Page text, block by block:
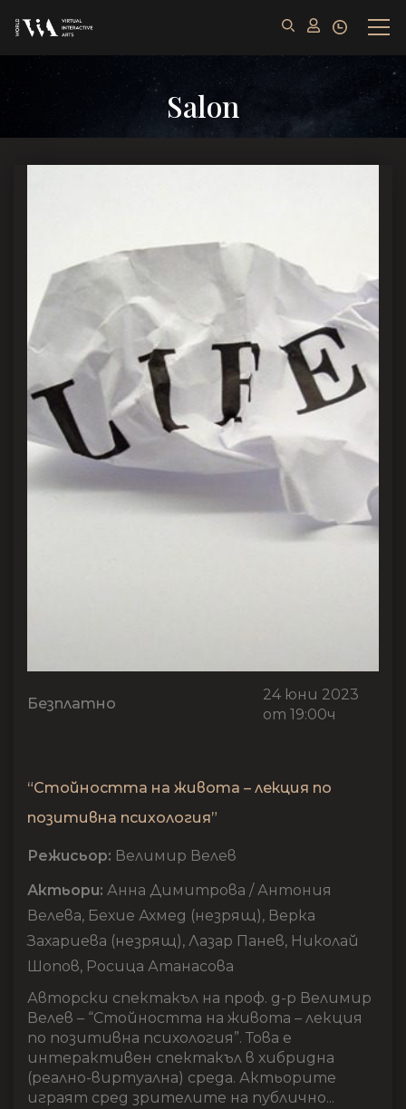
Salon
Безплатно
24 юни 2023
от 19:00ч
“Стойността на живота – лекция по
позитивна психология”
Режисьор: Велимир Велев
Актьори: Анна Димитрова / Антония
Велева, Бехие Ахмед (незрящ), Верка
Захариева (незрящ), Лазар Панев, Николай
Шопов, Росица Атанасова
Авторски спектакъл на проф. д-р Велимир
Велев – “Стойността на живота – лекция
по позитивна психология”. Това е
интерактивен спектакъл в хибридна
(реално-виртуална) среда. Актьорите
играят сред зрителите на публично...